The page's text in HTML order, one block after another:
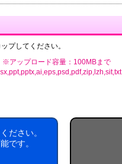
プしてください。
アップロード容量：100MBまで
ださい。
です。